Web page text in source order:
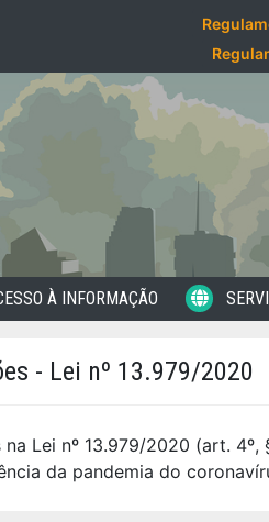
À INFORMAÇÃO
- Lei nº 13.979/2020
Lei nº 13.979/2020 (art.
da pandemia do